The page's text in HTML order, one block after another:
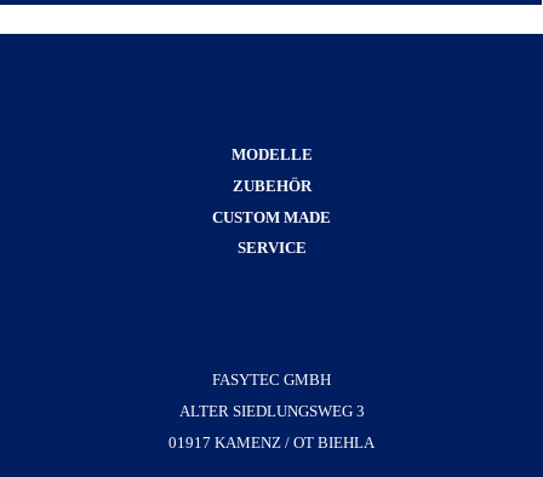
MODELLE
ZUBEHÖR
CUSTOM MADE
SERVICE
FASYTEC GMBH
ALTER SIEDLUNGSWEG 3
01917 KAMENZ / OT BIEHLA